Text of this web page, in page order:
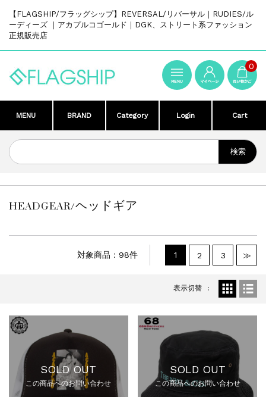
【FLAGSHIP/フラッグシップ】REVERSAL/リバーサル｜RUDIES/ル
ーディーズ ｜アカプルコゴールド｜DGK、ストリート系ファッション
正規販売店
0
MENU BRAND Category Login Cart
HEADGEAR/ヘッドギア
1 2 3 ≫
対象商品：98件
表示切替
SOLD OUT
この商品へのお問い合わせ
SOLD OUT
この商品へのお問い合わせ